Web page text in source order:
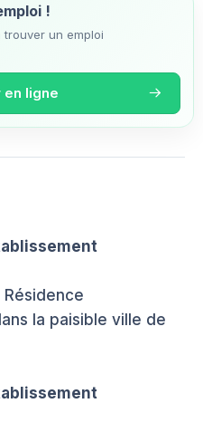
!
trouver un emploi
en ligne
Résidence
la paisible ville de